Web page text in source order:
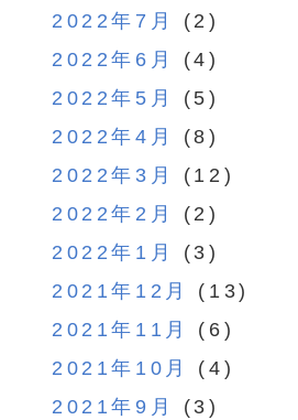
2022年7月
(2)
2022年6月
(4)
2022年5月
(5)
2022年4月
(8)
2022年3月
(12)
2022年2月
(2)
2022年1月
(3)
2021年12月
(13)
2021年11月
(6)
2021年10月
(4)
2021年9月
(3)